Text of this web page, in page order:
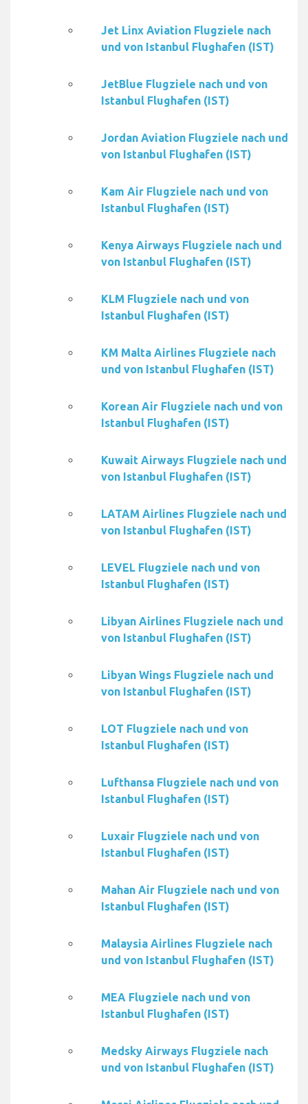
Jet Linx Aviation Flugziele nach
und von Istanbul Flughafen (IST)
JetBlue Flugziele nach und von
Istanbul Flughafen (IST)
Jordan Aviation Flugziele nach und
von Istanbul Flughafen (IST)
Kam Air Flugziele nach und von
Istanbul Flughafen (IST)
Kenya Airways Flugziele nach und
von Istanbul Flughafen (IST)
KLM Flugziele nach und von
Istanbul Flughafen (IST)
KM Malta Airlines Flugziele nach
und von Istanbul Flughafen (IST)
Korean Air Flugziele nach und von
Istanbul Flughafen (IST)
Kuwait Airways Flugziele nach und
von Istanbul Flughafen (IST)
LATAM Airlines Flugziele nach und
von Istanbul Flughafen (IST)
LEVEL Flugziele nach und von
Istanbul Flughafen (IST)
Libyan Airlines Flugziele nach und
von Istanbul Flughafen (IST)
Libyan Wings Flugziele nach und
von Istanbul Flughafen (IST)
LOT Flugziele nach und von
Istanbul Flughafen (IST)
Lufthansa Flugziele nach und von
Istanbul Flughafen (IST)
Luxair Flugziele nach und von
Istanbul Flughafen (IST)
Mahan Air Flugziele nach und von
Istanbul Flughafen (IST)
Malaysia Airlines Flugziele nach
und von Istanbul Flughafen (IST)
MEA Flugziele nach und von
Istanbul Flughafen (IST)
Medsky Airways Flugziele nach
und von Istanbul Flughafen (IST)